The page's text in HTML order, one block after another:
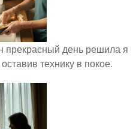
прекрасный день решила я
технику в покое.